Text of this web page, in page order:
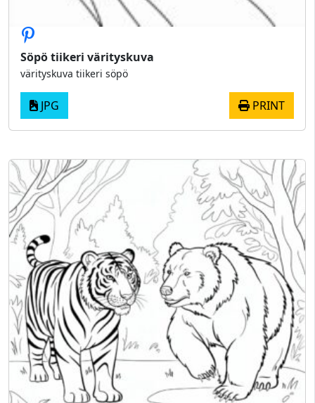
Söpö tiikeri värityskuva
värityskuva tiikeri söpö
JPG PRINT